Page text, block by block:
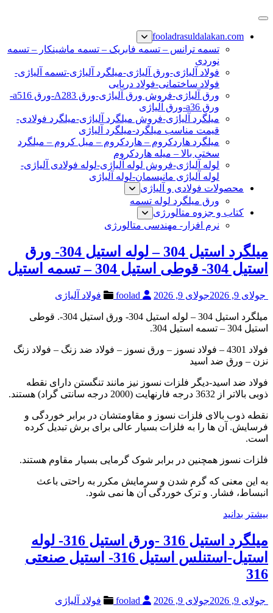
پرش
محتوا
نبشی فولادی-ناودانی فولادی-قیمت ورق-قیمت فولاد
fooladrasuldalakan.com
تسمه ترانس – تسمه فابریک – تسمه ماشینکار – تسمه
نوردی
فولاد آلیاژی-ورق آلیاژی-میلگرد آلیاژی-تسمه آلیاژی-
فولاد ساختمانی-فولاد دریایی
ورق آلیاژی-فروش ورق آلیاژی-ورق A283-ورق a516-
ورق a36-ورق آلیاژی
میلگرد آلیاژی-فروش میلگرد آلیاژی-میلگرد فولادی-
قیمت مناسب میلگرد-میلگرد آلیاژی
میلگرد هاردکروم – هاردکروم – میل کروم – میلگرد
سختی بالا – میله هاردکروم
لوله آلیاژی-فروش لوله آلیاژی-لوله فولادی آلیاژی-
لوله آلیاژی مانیسمان-لوله آلیاژی
محصولات فولادی و آلیاژی
ورق میلگرد لوله تسمه
کتاب و جزوه متالورژی
نرم افزار- مهندسی متالورژی
میلگرد استیل 304 – لوله استیل 304- ورق
استیل 304- قوطی استیل 304 – تسمه استیل
جولای 9, 2026 جولای 9, 2026 فولاد آلیاژی
میلگرد استیل 304 – لوله استیل 304- ورق استیل 304-. قوطی
استیل 304 – تسمه استیل 304.
فولاد 4301 – فولاد نسوز – ورق نسوز – فولاد ضد زنگ – فولاد زنگ
نزن – ورق ضد اسید
فولاد ضد اسید-دیگر فلزات نسوز نیز مانند تنگستن دارای نقطه
ذوبی بالاتر از 3632 درجه فارنهایت (2000 درجه سانتی ‌گراد) هستند.
نقطه ذوب بالای فلزات نسوز و مقاومتشان در برابر خوردگی و
فرسایش. آن ‌ها را به فلزات بسیار عالی برای برش تبدیل کرده
است.
فلزات نسوز همچنین در برابر شوک گرمایی بسیار مقاوم هستند.
به این معنی که گرم شدن و سرمایش مکرر به‌ راحتی باعث
انبساط، فشار. و ترک‌ خوردگی آن‌ ها نمی ‌شود.
بیشتر بدانید
میلگرد استیل 316 -ورق استیل 316- لوله
استیل-استنلس استیل 316- استیل صنعتی
316
جولای 9, 2026 جولای 9, 2026 فولاد آلیاژی